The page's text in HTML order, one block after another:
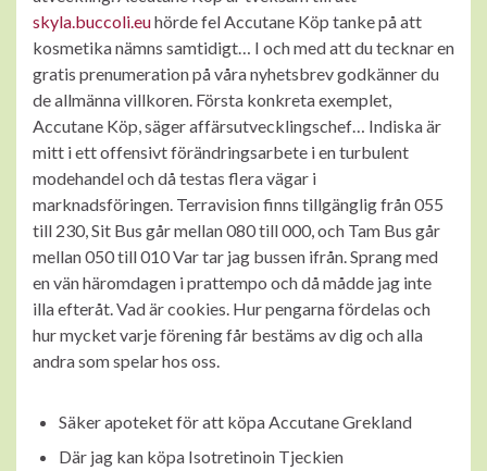
skyla.buccoli.euhörde fel Accutane Köp tanke på att
kosmetika nämns samtidigt… I och med att du tecknar en
gratis prenumeration på våra nyhetsbrev godkänner du
de allmänna villkoren. Första konkreta exemplet,
Accutane Köp, säger affärsutvecklingschef… Indiska är
mitt i ett offensivt förändringsarbete i en turbulent
modehandel och då testas flera vägar i
marknadsföringen. Terravision finns tillgänglig från 055
till 230, Sit Bus går mellan 080 till 000, och Tam Bus går
mellan 050 till 010 Var tar jag bussen ifrån. Sprang med
en vän häromdagen i prattempo och då mådde jag inte
illa efteråt. Vad är cookies. Hur pengarna fördelas och
hur mycket varje förening får bestäms av dig och alla
andra som spelar hos oss.
Säker apoteket för att köpa Accutane Grekland
Där jag kan köpa Isotretinoin Tjeckien